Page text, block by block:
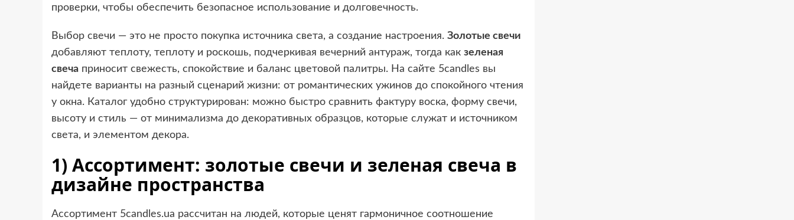
проверки, чтобы обеспечить безопасное использование и долговечность.
Выбор свечи — это не просто покупка источника света, а создание настроения. Золотые свечи
добавляют теплоту, теплоту и роскошь, подчеркивая вечерний антураж, тогда как зеленая
свеча приносит свежесть, спокойствие и баланс цветовой палитры. На сайте 5candles вы
найдете варианты на разный сценарий жизни: от романтических ужинов до спокойного чтения
у окна. Каталог удобно структурирован: можно быстро сравнить фактуру воска, форму свечи,
высоту и стиль — от минимализма до декоративных образцов, которые служат и источником
света, и элементом декора.
1) Ассортимент: золотые свечи и зеленая свеча в
дизайне пространства
Ассортимент 5candles.ua рассчитан на людей, которые ценят гармоничное соотношение